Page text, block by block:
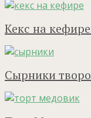
Кекс на
Сырники